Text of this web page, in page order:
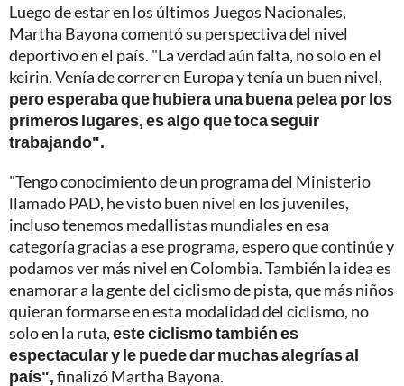
Luego de estar en los últimos Juegos Nacionales,
Martha Bayona comentó su perspectiva del nivel
deportivo en el país. "La verdad aún falta, no solo en el
keirin. Venía de correr en Europa y tenía un buen nivel,
pero esperaba que hubiera una buena pelea por los
primeros lugares, es algo que toca seguir
trabajando".
"Tengo conocimiento de un programa del Ministerio
llamado PAD, he visto buen nivel en los juveniles,
incluso tenemos medallistas mundiales en esa
categoría gracias a ese programa, espero que continúe y
podamos ver más nivel en Colombia. También la idea es
enamorar a la gente del ciclismo de pista, que más niños
quieran formarse en esta modalidad del ciclismo, no
solo en la ruta,este ciclismo también es
espectacular y le puede dar muchas alegrías al
país",finalizó Martha Bayona.